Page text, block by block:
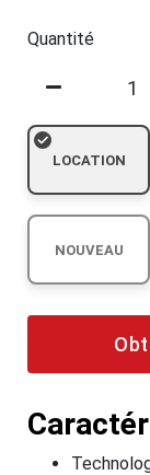
Quantité
LOCATION
NOUVEAU